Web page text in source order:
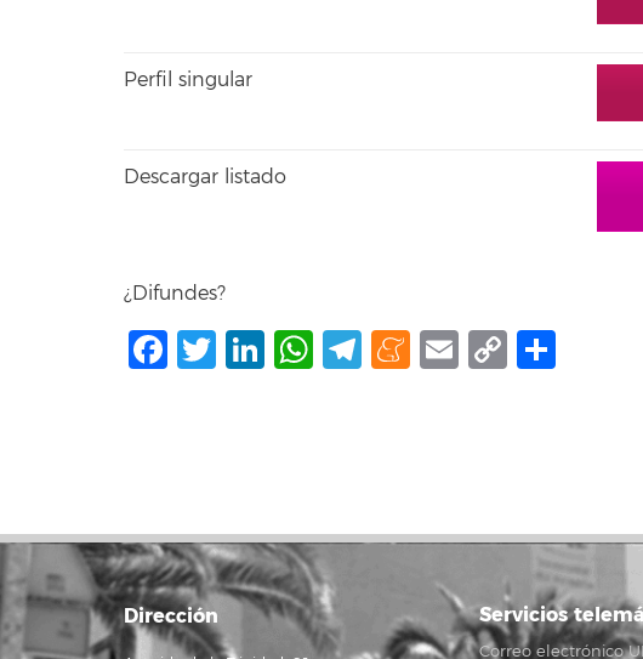
Perfil singular
Descargar listado
¿Difundes?
Facebook
Twitter
LinkedIn
WhatsApp
Telegram
Meneame
Email
Copy
Dirección Servicios
Correo electrónico